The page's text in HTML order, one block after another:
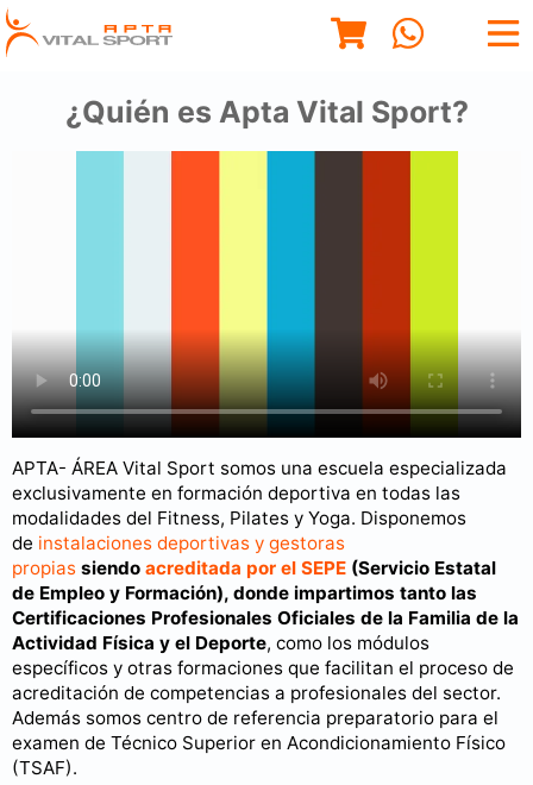
¿Quién es Apta Vital Sport?
APTA- ÁREA Vital Sport somos una escuela especializada
exclusivamente en formación deportiva en todas las
modalidades del Fitness, Pilates y Yoga. Disponemos
de instalaciones deportivas y gestoras
propias siendo acreditada por el SEPE (Servicio Estatal
de Empleo y Formación), donde impartimos tanto las
Certificaciones Profesionales Oficiales de la Familia de la
Actividad Física y el Deporte, como los módulos
específicos y otras formaciones que facilitan el proceso de
acreditación de competencias a profesionales del sector.
Además somos centro de referencia preparatorio para el
examen de Técnico Superior en Acondicionamiento Físico
(TSAF).